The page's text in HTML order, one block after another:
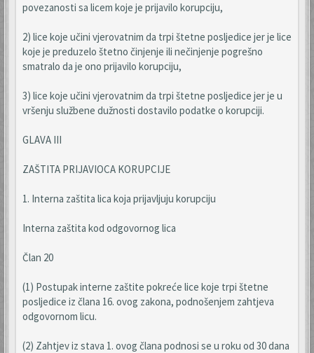
povezanosti sa licem koje je prijavilo korupciju,
2) lice koje učini vjerovatnim da trpi štetne posljedice jer je lice
koje je preduzelo štetno činjenje ili nečinjenje pogrešno
smatralo da je ono prijavilo korupciju,
3) lice koje učini vjerovatnim da trpi štetne posljedice jer je u
vršenju službene dužnosti dostavilo podatke o korupciji.
GLAVA III
ZAŠTITA PRIJAVIOCA KORUPCIJE
1. Interna zaštita lica koja prijavljuju korupciju
Interna zaštita kod odgovornog lica
Član 20
(1) Postupak interne zaštite pokreće lice koje trpi štetne
posljedice iz člana 16. ovog zakona, podnošenjem zahtjeva
odgovornom licu.
(2) Zahtjev iz stava 1. ovog člana podnosi se u roku od 30 dana